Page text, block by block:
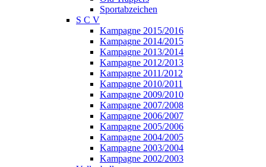
Sportabzeichen
S C V
Kampagne 2015/2016
Kampagne 2014/2015
Kampagne 2013/2014
Kampagne 2012/2013
Kampagne 2011/2012
Kampagne 2010/2011
Kampagne 2009/2010
Kampagne 2007/2008
Kampagne 2006/2007
Kampagne 2005/2006
Kampagne 2004/2005
Kampagne 2003/2004
Kampagne 2002/2003